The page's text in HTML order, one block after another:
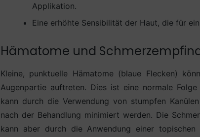
Applikation.
Eine erhöhte Sensibilität der Haut, die für
Hämatome und
Kleine, punktuelle Hämatome (blaue Flecken)
Augenpartie auftreten. Dies ist eine normale
kann durch die Verwendung von stumpfen
nach der Behandlung minimiert werden. Die
kann aber durch die Anwendung einer